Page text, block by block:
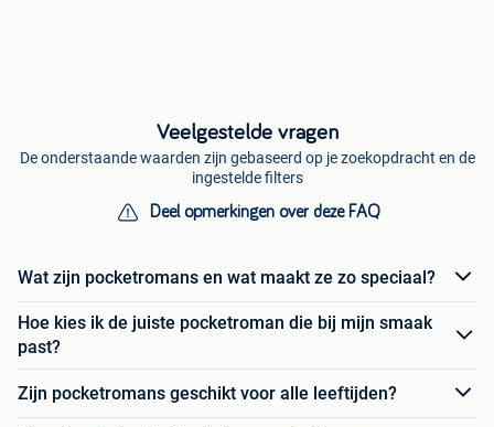
Veelgestelde vragen
De onderstaande waarden zijn gebaseerd op je zoekopdracht en de
ingestelde filters
Deel opmerkingen over deze FAQ
Wat zijn pocketromans en wat maakt ze zo speciaal?
Hoe kies ik de juiste pocketroman die bij mijn smaak
past?
Zijn pocketromans geschikt voor alle leeftijden?